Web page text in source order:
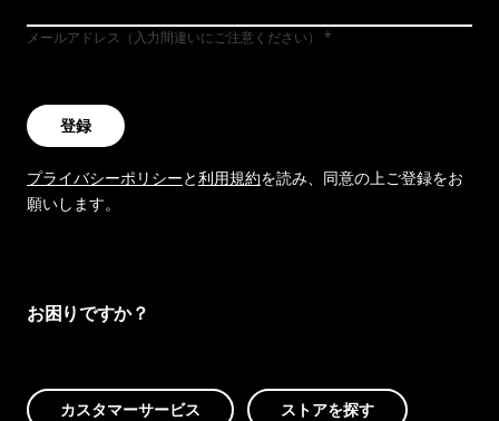
メールアドレス（入力間違いにご注意ください）
登録
プライバシーポリシーと利用規約を読み、同意の上ご登録をお
願いします。
お困りですか？
カスタマーサービス ストアを探す